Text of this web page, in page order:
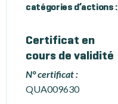
catégories d’actions :
Certificat en
cours de validité
N° certificat :
QUA009630